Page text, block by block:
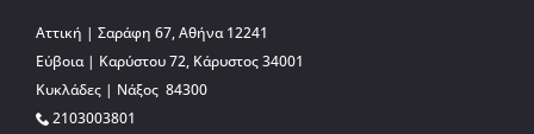
Αττική | Σαράφη 67, Αθήνα 12241
Εύβοια | Καρύστου 72, Κάρυστος 34001
Κυκλάδες | Νάξος 84300
2103003801